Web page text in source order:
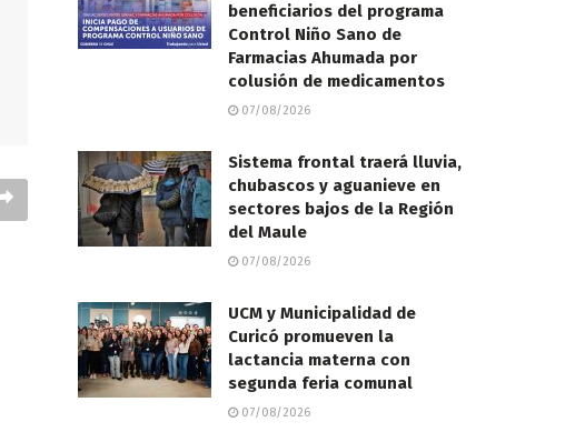
beneficiarios del programa
Control Niño Sano de
Farmacias Ahumada por
colusión de medicamentos
07/08/2026
Sistema frontal traerá lluvia,
chubascos y aguanieve en
sectores bajos de la Región
del Maule
07/08/2026
UCM y Municipalidad de
Curicó promueven la
lactancia materna con
segunda feria comunal
07/08/2026